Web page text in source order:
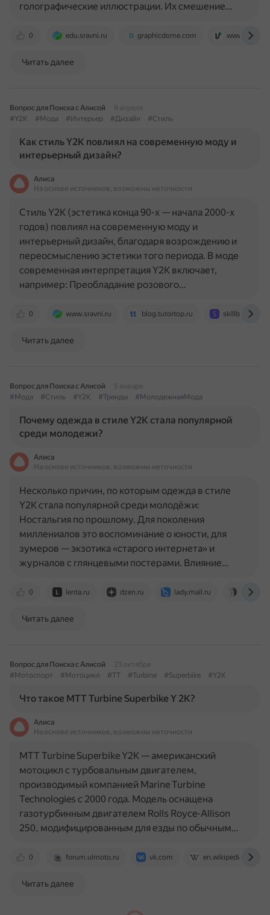
0 edu.sravni.ru graphicdome.com
голографические иллюстрации. Их смешение…
Читать далее
Вопрос для Поиска с Алисой
9 апреля
#Y2K
#Мода #Интерьер #Дизайн #Стиль
Как стиль Y2K повлиял на современную моду и
интерьерный дизайн?
Алиса
На основе источников, возможны неточности
0 www.sravni.ru blog.tutortop.ru skillbox.ru
Стиль Y2K (эстетика конца 90-х — начала 2000-х
годов) повлиял на современную моду и
интерьерный дизайн, благодаря возрождению и
переосмыслению эстетики того периода. В моде
современная интерпретация Y2K включает,
например: Преобладание розового…
Читать далее
Вопрос для Поиска с Алисой
5 января
#Мода
#Стиль #Y2K #Тренды #МолодежнаяМода
Почему одежда в стиле Y2K стала популярной
среди молодежи?
Алиса
На основе источников, возможны неточности
0 lenta.ru dzen.ru lady.mail.ru
Несколько причин, по которым одежда в стиле
Y2K стала популярной среди молодёжи:
Ностальгия по прошлому. Для поколения
миллениалов это воспоминание о юности, для
зумеров — экзотика «старого интернета» и
журналов с глянцевыми постерами. Влияние…
Читать далее
Вопрос для Поиска с Алисой
23 октября
#Мотоспорт
#Мотоцикл #TT #Turbine #Superbike #Y2K
Что такое MTT Turbine Superbike Y 2K?
Алиса
На основе источников, возможны неточности
0 forum.ulmoto.ru vk.com en.wikipedia.org
MTT Turbine Superbike Y2K — американский
мотоцикл с турбовальным двигателем,
производимый компанией Marine Turbine
Technologies с 2000 года. Модель оснащена
газотурбинным двигателем Rolls Royce-Allison
250, модифицированным для езды по обычным…
Читать далее